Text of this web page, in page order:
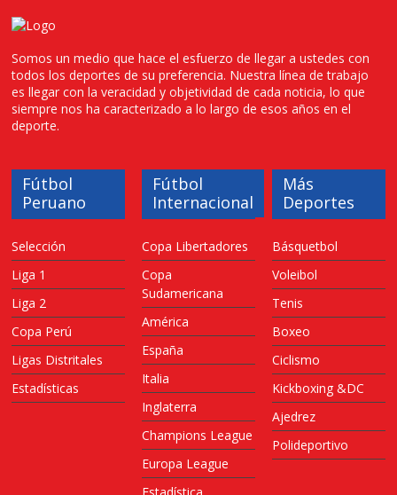
Somos un medio que hace el esfuerzo de llegar a ustedes con
todos los deportes de su preferencia. Nuestra línea de trabajo
es llegar con la veracidad y objetividad de cada noticia, lo que
siempre nos ha caracterizado a lo largo de esos años en el
deporte.
Fútbol
Peruano
Selección
Liga 1
Liga 2
Copa Perú
Ligas Distritales
Estadísticas
Fútbol
Internacional
Copa Libertadores
Copa
Sudamericana
América
España
Italia
Inglaterra
Champions League
Europa League
Más
Deportes
Básquetbol
Voleibol
Tenis
Boxeo
Ciclismo
Kickboxing &DC
Ajedrez
Polideportivo